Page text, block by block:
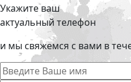
Укажите ваш
актуальный телефон
и мы свяжемся с вами в